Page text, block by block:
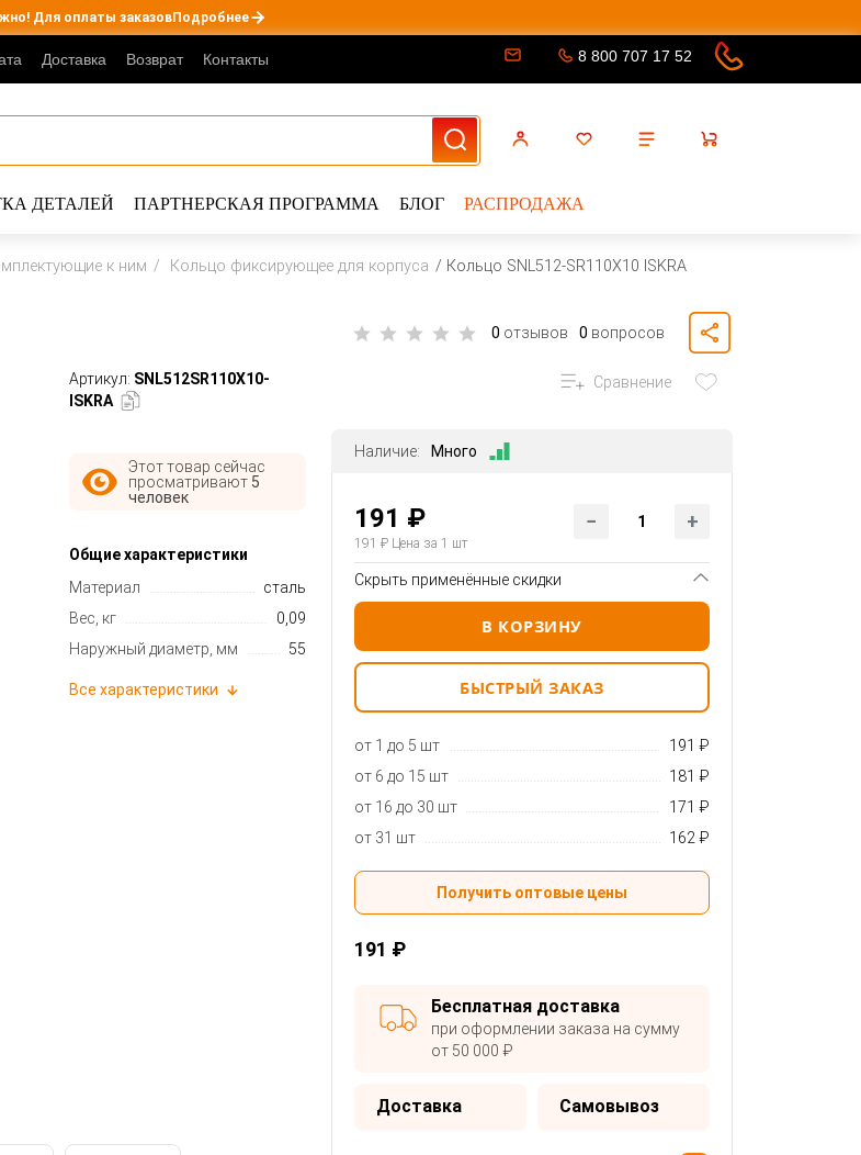
Для оплаты заказовПодробнее
Доставка Возврат Контакты 8 800 707 17 52
ДЕТАЛЕЙ ПАРТНЕРСКАЯ ПРОГРАММА БЛОГ РАСПРОДАЖА
к ним Кольцо фиксирующее для корпуса Кольцо SNL512-SR110X10 ISKRA
0 отзывов 0 вопросов
Артикул: SNL512SR110X10-
ISKRA
Этот товар сейчас
просматривают 5
человек
Общие характеристики
Материал
сталь
Вес, кг
0,09
Наружный диаметр, мм
55
Все характеристики
Сравнение
Наличие: Много
191 ₽
191 ₽Цена за 1 шт
Скрыть применённые скидки
В КОРЗИНУ
БЫСТРЫЙ ЗАКАЗ
от 1 до 5 шт
191 ₽
от 6 до 15 шт
181 ₽
от 16 до 30 шт
171 ₽
от 31 шт
162 ₽
Получить оптовые цены
191 ₽
Бесплатная доставка
при оформлении заказа на сумму
от 50 000 ₽
Доставка Самовывоз